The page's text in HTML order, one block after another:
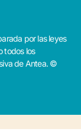
por las leyes
todos los
de Antea. ©